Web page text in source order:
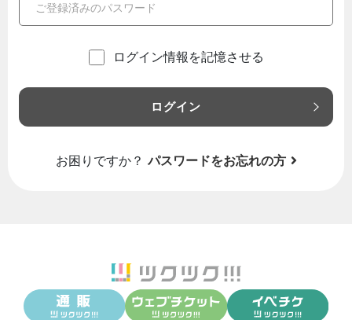
ログイン情報を記憶させる
ログイン
お困りですか？ パスワードをお忘れの方